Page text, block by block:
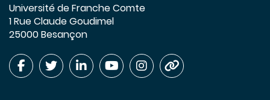
Université de Franche Comte
1 Rue Claude Goudimel
25000 Besançon